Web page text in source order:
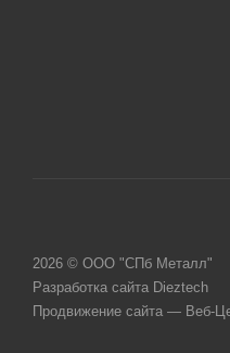
2026 © ООО "СПб Металл"
Разработка сайта Dieztech
Продвижение сайта — Веб-